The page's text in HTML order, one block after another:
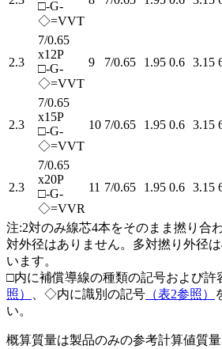
□-G-
◇=VVT
2.3
7/0.65
x12P
□-G-
◇=VVT
9 7/0.65 1.95 0.6 3.15
2.3
7/0.65
x15P
□-G-
◇=VVT
10 7/0.65 1.95 0.6 3.15
2.3
7/0.65
x20P
□-G-
◇=VVR
11 7/0.65 1.95 0.6 3.15
注:2対のみ線芯4本をそのまま撚り合
対外径はありません。多対撚り外径
います。
□内に補償導線の種類の記号および許
照）
、◇内に識別の記号 （表2参照）
い。
概算質量は製品のみの参考計算値質